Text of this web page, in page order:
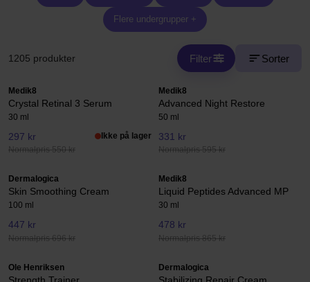
Flere undergrupper +
1205 produkter Filter Sorter
Medik8
Crystal Retinal 3 Serum
30 ml
297 kr
Normalpris 550 kr
Ikke på lager
Medik8
Advanced Night Restore
50 ml
331 kr
Normalpris 595 kr
Dermalogica
Skin Smoothing Cream
100 ml
447 kr
Normalpris 696 kr
Medik8
Liquid Peptides Advanced MP
30 ml
478 kr
Normalpris 865 kr
Ole Henriksen
Strength Trainer
Dermalogica
Stabilizing Repair Cream